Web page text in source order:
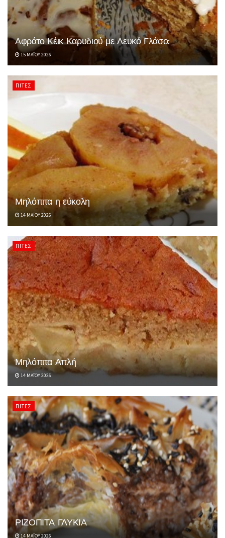
Αφράτο Κέικ Καρυδιού με Λευκό Γλάσο:
15 ΜΑΪ́ΟΥ 2026
ΠΊΤΕΣ
Μηλόπιτα η εύκολη
14 ΜΑΪ́ΟΥ 2026
ΠΊΤΕΣ
Μηλόπιτα Απλή
14 ΜΑΪ́ΟΥ 2026
ΠΊΤΕΣ
ΡΙΖΟΠΙΤΑ ΓΛΥΚΙΑ
14 ΜΑΪ́ΟΥ 2026